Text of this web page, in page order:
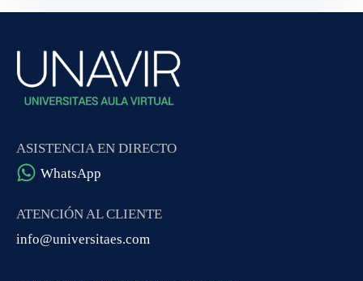
ASISTENCIA EN DIRECTO
WhatsApp
ATENCIÓN AL CLIENTE
info@universitaes.com